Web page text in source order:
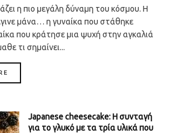
η πιο μεγάλη δύναμη του κόσμου. Η
μάνα… η γυναίκα που στάθηκε
που κράτησε μια ψυχή στην αγκαλιά
τι σημαίνει...
Japanese cheesecake: Η συνταγή
για το γλυκό με τα τρία υλικά που